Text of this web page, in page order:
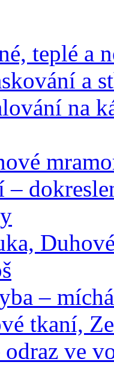
teplé a
a
na
–
–
tkaní,
ve